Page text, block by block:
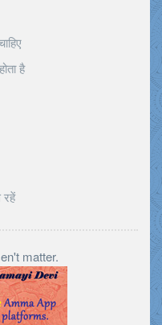
है
रहें
matter.